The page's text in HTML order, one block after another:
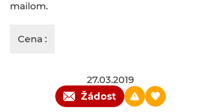
mailom.
Cena :
27.03.2019
Žádost